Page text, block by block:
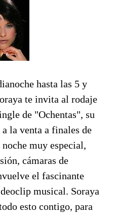
hasta las 5 y
te invita al rodaje
de "Ochentas", su
la venta a finales de
muy especial,
cámaras de
el fascinante
musical. Soraya
esto contigo, para